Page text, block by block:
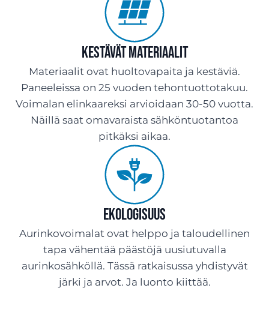
Kestävät materiaalit
Materiaalit ovat huoltovapaita ja kestäviä.
Paneeleissa on 25 vuoden tehontuottotakuu.
Voimalan elinkaareksi arvioidaan 30-50 vuotta.
Näillä saat omavaraista sähköntuotantoa
pitkäksi aikaa.
Ekologisuus
Aurinkovoimalat ovat helppo ja taloudellinen
tapa vähentää päästöjä uusiutuvalla
aurinkosähköllä. Tässä ratkaisussa yhdistyvät
järki ja arvot. Ja luonto kiittää.